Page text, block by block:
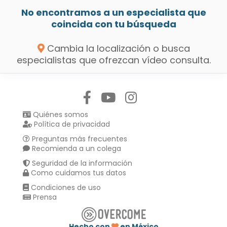
No encontramos a un especialista que
coincida con tu búsqueda
Cambia la localización o busca
especialistas que ofrezcan vídeo consulta.
Quiénes somos
Política de privacidad
Preguntas más frecuentes
Recomienda a un colega
Seguridad de la información
Como cuidamos tus datos
Condiciones de uso
Prensa